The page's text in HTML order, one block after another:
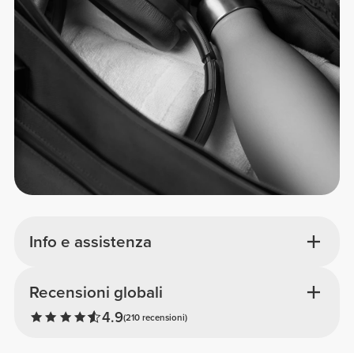
Info e assistenza
Recensioni globali
4.9(210 recensioni)